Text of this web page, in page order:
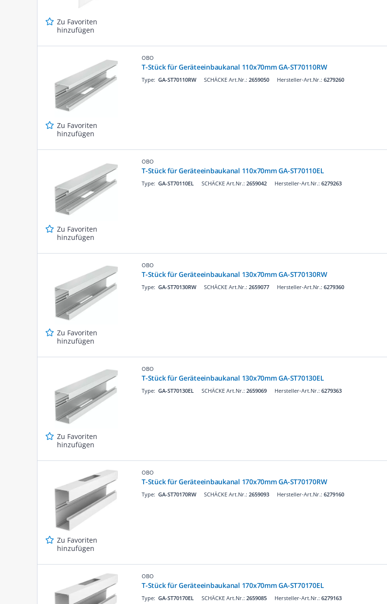
Zu Favoriten
hinzufügen
Zu Favoriten
hinzufügen
OBO
T-Stück für Geräteeinbaukanal 110x70mm GA-ST70110RW
SCHÄCKE Art.Nr.: 2659050
Type: GA-ST70110RW Hersteller-Art.Nr.: 6279260
Zu Favoriten
hinzufügen
OBO
T-Stück für Geräteeinbaukanal 110x70mm GA-ST70110EL
SCHÄCKE Art.Nr.: 2659042
Type: GA-ST70110EL Hersteller-Art.Nr.: 6279263
Zu Favoriten
hinzufügen
OBO
T-Stück für Geräteeinbaukanal 130x70mm GA-ST70130RW
SCHÄCKE Art.Nr.: 2659077
Type: GA-ST70130RW Hersteller-Art.Nr.: 6279360
Zu Favoriten
hinzufügen
OBO
T-Stück für Geräteeinbaukanal 130x70mm GA-ST70130EL
SCHÄCKE Art.Nr.: 2659069
Type: GA-ST70130EL Hersteller-Art.Nr.: 6279363
Zu Favoriten
hinzufügen
OBO
T-Stück für Geräteeinbaukanal 170x70mm GA-ST70170RW
SCHÄCKE Art.Nr.: 2659093
Type: GA-ST70170RW Hersteller-Art.Nr.: 6279160
OBO
T-Stück für Geräteeinbaukanal 170x70mm GA-ST70170EL
SCHÄCKE Art.Nr.: 2659085
Type: GA-ST70170EL Hersteller-Art.Nr.: 6279163